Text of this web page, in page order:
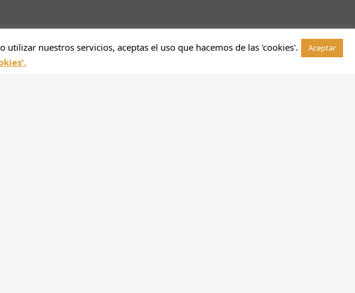
nuestros servicios, aceptas el uso que hacemos de las 'cookies'. Aceptar